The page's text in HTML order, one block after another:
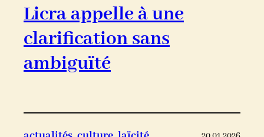
Licra appelle à une
clarification sans
ambiguïté